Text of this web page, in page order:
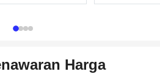
Model 3# Material
Material Plastic
Harga